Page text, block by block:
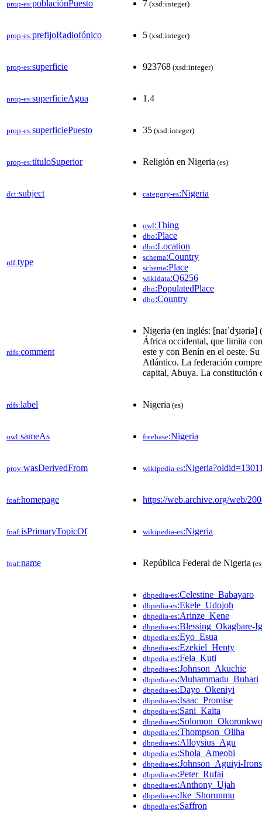
prop-es:poblaciónPuesto 7 (xsd:integer)
prop-es:prefijoRadiofónico 5 (xsd:integer)
prop-es:superficie 923768 (xsd:integer)
prop-es:superficieAgua 1.4
prop-es:superficiePuesto 35 (xsd:integer)
prop-es:títuloSuperior Religión en Nigeria (es)
dct:subject category-es:Nigeria
rdf:type
owl:Thing
dbo:Place
dbo:Location
schema:Country
schema:Place
wikidata:Q6256
dbo:PopulatedPlace
dbo:Country
rdfs:comment
Nigeria (en inglés:
África occidental, que limita
este y con Benín en el oeste.
Atlántico. La federación
capital, Abuya. La constitución
rdfs:label Nigeria (es)
owl:sameAs freebase:Nigeria
prov:wasDerivedFrom wikipedia-es
foaf:homepage https://web.archive.org/web/
foaf:isPrimaryTopicOf wikipedia-es:Nigeria
foaf:name República Federal de Nigeria
dbpedia-es:Celestine_Babayaro
dbpedia-es:Ekele_Udojoh
dbpedia-es:Arinze_Kene
dbpedia-es:Blessing_Okagbare-
dbpedia-es:Eyo_Esua
dbpedia-es:Ezekiel_Henty
dbpedia-es:Fela_Kuti
dbpedia-es:Johnson_Akuchie
dbpedia-es:Muhammadu_Buhari
dbpedia-es:Dayo_Okeniyi
dbpedia-es:Isaac_Promise
dbpedia-es:Sani_Kaita
dbpedia-es:Solomon_Okoronkwo
dbpedia-es:Thompson_Oliha
dbpedia-es:Alloysius_Agu
dbpedia-es:Shola_Ameobi
dbpedia-es:Johnson_Aguiyi-
dbpedia-es:Peter_Rufai
dbpedia-es:Anthony_Ujah
dbpedia-es:Ike_Shorunmu
dbpedia-es:Saffron